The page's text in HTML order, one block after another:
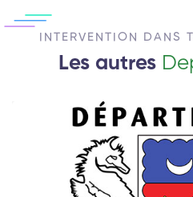
INTERVENTION DANS
Les autres